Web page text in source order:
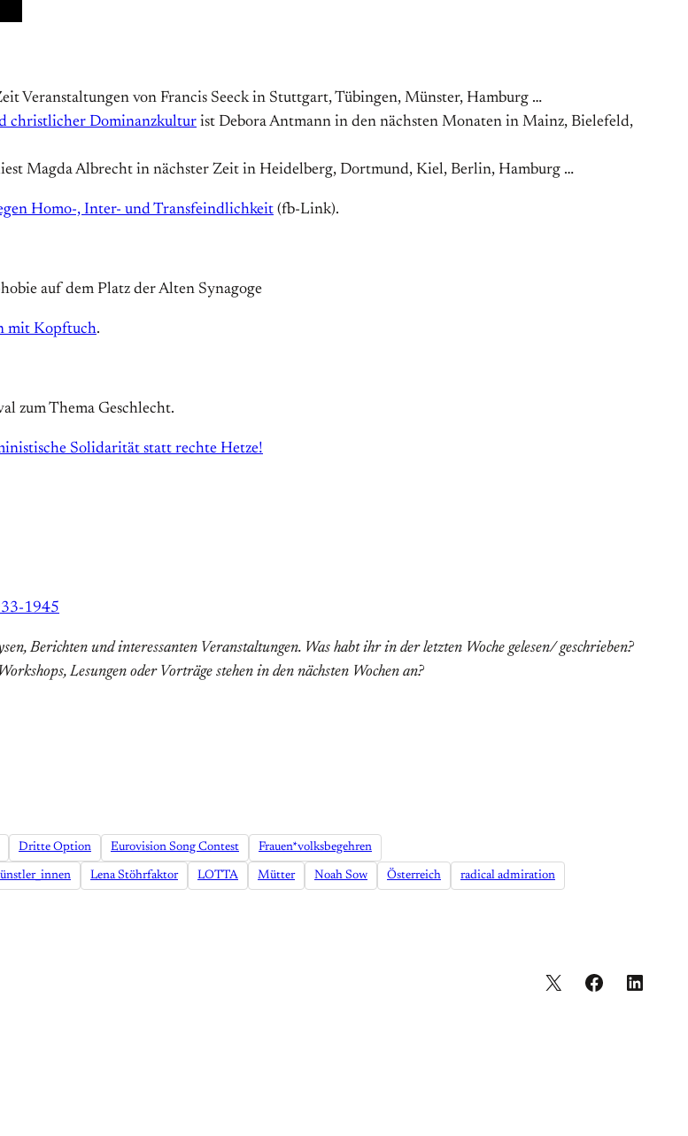
Veranstaltungen von Francis Seeck in Stuttgart, Tübingen, Münster, Hamburg …
christlicher Dominanzkultur ist Debora Antmann in den nächsten Monaten in Mainz, Bielefeld,
Magda Albrecht in nächster Zeit in Heidelberg, Dortmund, Kiel, Berlin, Hamburg …
Homo-, Inter- und Transfeindlichkeit (fb-Link).
auf dem Platz der Alten Synagoge
mit Kopftuch.
zum Thema Geschlecht.
Solidarität statt rechte Hetze!
1945
Berichten und interessanten Veranstaltungen. Was habt ihr in der letzten Woche gelesen/ geschrieben?
Lesungen oder Vorträge stehen in den nächsten Wochen an?
Dritte Option Eurovision Song Contest Frauen*volksbegehren
Lena Stöhrfaktor LOTTA Mütter Noah Sow Österreich radical admiration